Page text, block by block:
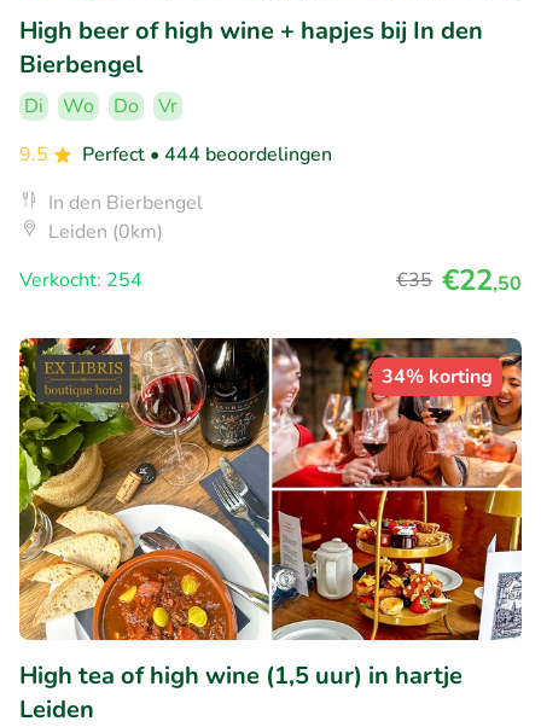
High beer of high wine + hapjes bij In den
Bierbengel
Di Wo Do
Vr
9.5
Perfect • 444 beoordelingen
In den Bierbengel
Leiden (0km)
Verkocht: 254
€35 €22,50
34% korting
High tea of high wine (1,5 uur) in hartje
Leiden